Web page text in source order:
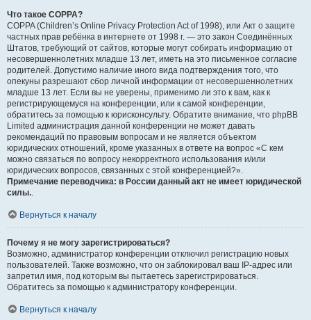
Что такое COPPA?
COPPA (Children’s Online Privacy Protection Act of 1998), или Акт о защите
частных прав ребёнка в интернете от 1998 г. — это закон Соединённых
Штатов, требующий от сайтов, которые могут собирать информацию от
несовершеннолетних младше 13 лет, иметь на это письменное согласие
родителей. Допустимо наличие иного вида подтверждения того, что
опекуны разрешают сбор личной информации от несовершеннолетних
младше 13 лет. Если вы не уверены, применимо ли это к вам, как к
регистрирующемуся на конференции, или к самой конференции,
обратитесь за помощью к юрисконсульту. Обратите внимание, что phpBB
Limited администрация данной конференции не может давать
рекомендаций по правовым вопросам и не является объектом
юридических отношений, кроме указанных в ответе на вопрос «С кем
можно связаться по вопросу некорректного использования и/или
юридических вопросов, связанных с этой конференцией?».
Примечание переводчика: в России данный акт не имеет юридической
силы..
Вернуться к началу
Почему я не могу зарегистрироваться?
Возможно, администратор конференции отключил регистрацию новых
пользователей. Также возможно, что он заблокировал ваш IP-адрес или
запретил имя, под которым вы пытаетесь зарегистрироваться.
Обратитесь за помощью к администратору конференции.
Вернуться к началу